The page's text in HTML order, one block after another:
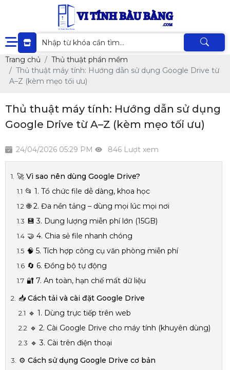
Trang chủ
Thủ thuật phần mềm
Thủ thuật máy tính: Hướng dẫn sử dụng Google Drive từ
A–Z (kèm mẹo tối ưu)
Thủ thuật máy tính: Hướng dẫn sử dụng
Google Drive từ A–Z (kèm mẹo tối ưu)
24/04/2026 05:29 PM 846 Lượt xem
🚀 Vì sao nên dùng Google Drive?
📂 1. Tổ chức file dễ dàng, khoa học
🌐 2. Đa nền tảng – dùng mọi lúc mọi nơi
💾 3. Dung lượng miễn phí lớn (15GB)
🤝 4. Chia sẻ file nhanh chóng
🧠 5. Tích hợp công cụ văn phòng miễn phí
🔄 6. Đồng bộ tự động
🔐 7. An toàn, hạn chế mất dữ liệu
📥 Cách tải và cài đặt Google Drive
🔹 1. Dùng trực tiếp trên web
🔹 2. Cài Google Drive cho máy tính (khuyên dùng)
🔹 3. Cài trên điện thoại
⚙️ Cách sử dụng Google Drive cơ bản